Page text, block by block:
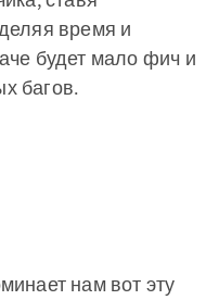
время и
будет мало фич и
багов.
нам вот эту